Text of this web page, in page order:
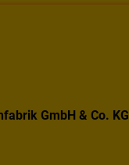
GmbH & Co. KG